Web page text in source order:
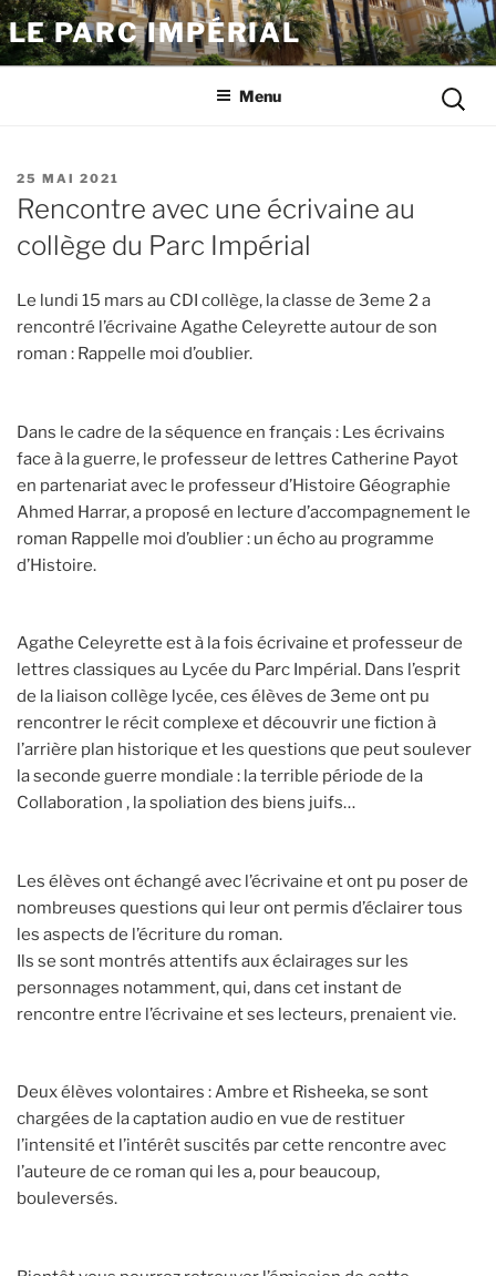
Aller
au
contenu
LE PARC IMPÉRIAL
Menu
pour
PUBLIÉ
LE
25 MAI 2021
Rencontre avec une écrivaine au
collège du Parc Impérial
Le lundi 15 mars au CDI collège, la classe de 3eme 2 a
rencontré l’écrivaine Agathe Celeyrette autour de son
roman : Rappelle moi d’oublier.
Dans le cadre de la séquence en français : Les écrivains
face à la guerre, le professeur de lettres Catherine Payot
en partenariat avec le professeur d’Histoire Géographie
Ahmed Harrar, a proposé en lecture d’accompagnement le
roman Rappelle moi d’oublier : un écho au programme
d’Histoire.
Agathe Celeyrette est à la fois écrivaine et professeur de
lettres classiques au Lycée du Parc Impérial. Dans l’esprit
de la liaison collège lycée, ces élèves de 3eme ont pu
rencontrer le récit complexe et découvrir une fiction à
l’arrière plan historique et les questions que peut soulever
la seconde guerre mondiale : la terrible période de la
Collaboration , la spoliation des biens juifs…
Les élèves ont échangé avec l’écrivaine et ont pu poser de
nombreuses questions qui leur ont permis d’éclairer tous
les aspects de l’écriture du roman.
Ils se sont montrés attentifs aux éclairages sur les
personnages notamment, qui, dans cet instant de
rencontre entre l’écrivaine et ses lecteurs, prenaient vie.
Deux élèves volontaires : Ambre et Risheeka, se sont
chargées de la captation audio en vue de restituer
l’intensité et l’intérêt suscités par cette rencontre avec
l’auteure de ce roman qui les a, pour beaucoup,
bouleversés.